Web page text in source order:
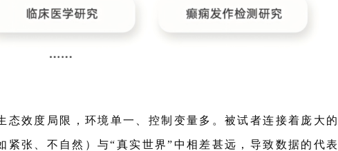
态效度局限，环境单一、控制变量多。被试者连接着庞大的
张、不自然）与“真实世界”中相差甚远，导致数据的代表